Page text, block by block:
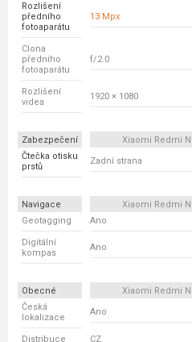
Rozlišení
předního
fotoaparátu
13 Mpx
Clona
předního
fotoaparátu
f/2.0
Rozlišení
videa
1920 × 1080
Zabezpečení Xiaomi Redmi
Čtečka otisku
prstů
Zadní strana
Navigace Xiaomi Redmi
Geotagging
Ano
Digitální
kompas
Ano
Obecné Xiaomi Redmi
Česká
lokalizace
Ano
Distribuce CZ